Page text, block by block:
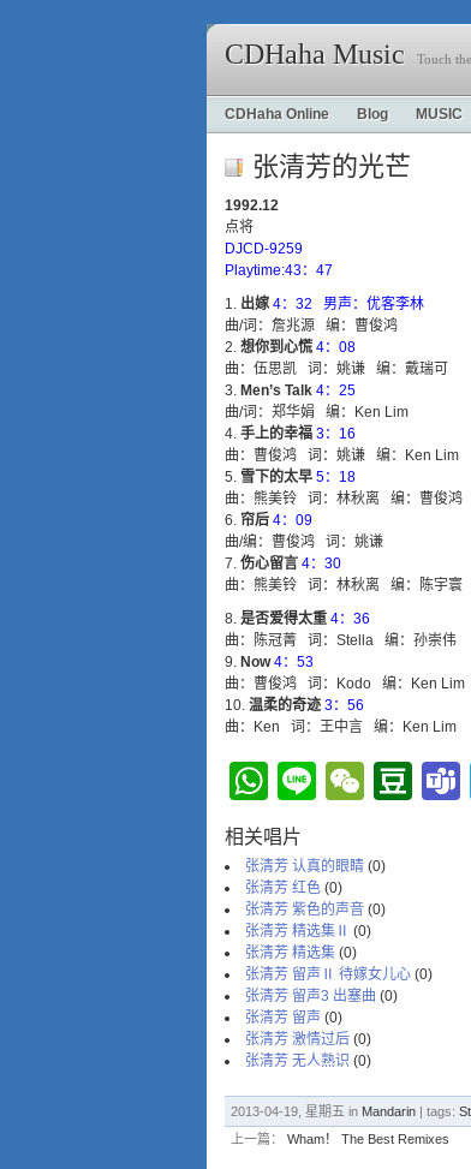
CDHaha Music Touch
CDHaha Online Blog MUSIC
张清芳的光芒
1992.12
点将
DJCD-9259
Playtime:43：47
出嫁 4：32 男声：优客李林
曲/词：詹兆源 编：曹俊鸿
想你到心慌 4：08
曲：伍思凯 词：姚谦 编：戴瑞可
Men’s Talk 4：25
曲/词：郑华娟 编：Ken Lim
手上的幸福 3：16
曲：曹俊鸿 词：姚谦 编：Ken Lim
雪下的太早 5：18
曲：熊美铃 词：林秋离 编：曹俊鸿
帘后 4：09
曲/编：曹俊鸿 词：姚谦
伤心留言 4：30
曲：熊美铃 词：林秋离 编：陈宇寰
是否爱得太重 4：36
曲：陈冠菁 词：Stella 编：孙崇伟
Now 4：53
曲：曹俊鸿 词：Kodo 编：Ken Lim
温柔的奇迹 3：56
曲：Ken 词：王中言 编：Ken Lim
WhatsApp
Line
相关唱片
张清芳 认真的眼睛 (0)
张清芳 红色 (0)
张清芳 紫色的声音 (0)
张清芳 精选集Ⅱ
(0)
张清芳 精选集 (0)
张清芳 留声Ⅱ 待嫁女儿心 (0)
张清芳 留声3 出塞曲 (0)
张清芳 留声 (0)
张清芳 激情过后 (0)
张清芳 无人熟识 (0)
2013-04-19, 星期五 in Mandarin | tags:
上一篇： Wham！ The Best Remixes